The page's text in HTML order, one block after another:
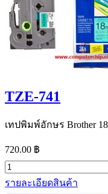
TZE-741
เทปพิมพ์อักษร Brother
720.00 ฿
รายละเอียดสินค้า